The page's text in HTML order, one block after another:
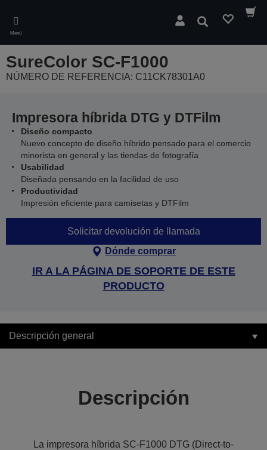
main
content
Menú
Buscar
SureColor SC-F1000
NÚMERO DE REFERENCIA: C11CK78301A0
Impresora híbrida DTG y DTFilm
Diseño compacto
Nuevo concepto de diseño híbrido pensado para el comercio
minorista en general y las tiendas de fotografía
Usabilidad
Diseñada pensando en la facilidad de uso
Productividad
Impresión eficiente para camisetas y DTFilm
Solicitar devolución de llamada
Dónde comprar
IR A LA PÁGINA DE SOPORTE DE ESTE
PRODUCTO
Descripción general
Descripción
La impresora híbrida SC-F1000 DTG (Direct-to-